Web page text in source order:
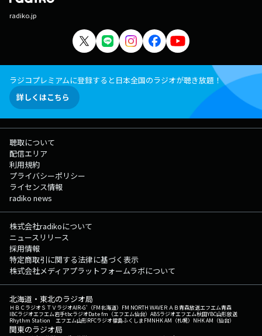
radiko.jp
ラジコプレミアムに登録すると日本全国のラジオが聴き放題！
詳しくはこちら
聴取について
配信エリア
利用規約
プライバシーポリシー
ライセンス情報
radiko news
株式会社radikoについて
ニュースリリース
採用情報
特定商取引に関する法律に基づく表示
株式会社メディアプラットフォームラボについて
北海道・東北のラジオ局
ＨＢＣラジオＳＴＶラジオAIR-G'（FM北海道） FM NORTH WAVEＲＡＢ青森放送エフエム青森
IBCラジオエフエム岩手tbcラジオDate fm（エフエム仙台） ABSラジオエフエム秋田YBC山形放送
Rhythm Station エフエム山形RFCラジオ福島ふくしまFMNHK AM（札幌） NHK AM（仙台）
関東のラジオ局